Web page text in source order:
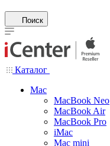
Поиск
Каталог
Mac
MacBook Neo
MacBook Air
MacBook Pro
iMac
Mac mini